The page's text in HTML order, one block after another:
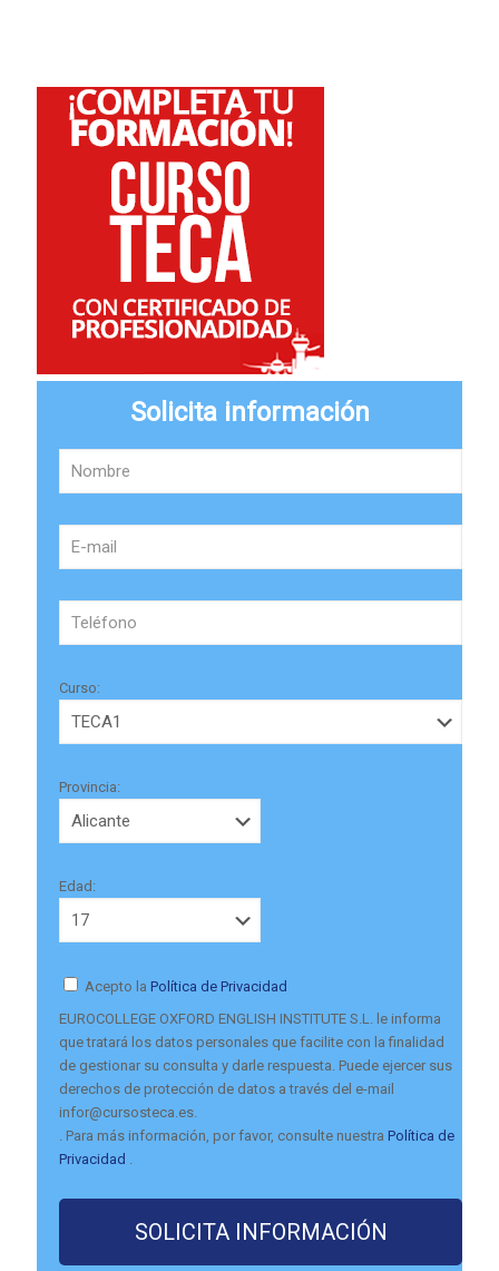
Solicita información
Curso:
Provincia:
Edad:
Acepto la Política de Privacidad
EUROCOLLEGE OXFORD ENGLISH INSTITUTE S.L. le informa
que tratará los datos personales que facilite con la finalidad
de gestionar su consulta y darle respuesta. Puede ejercer sus
derechos de protección de datos a través del e-mail
infor@cursosteca.es.
. Para más información, por favor, consulte nuestra Política de
Privacidad .